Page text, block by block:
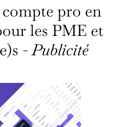
pro en
les PME et
-Publicité